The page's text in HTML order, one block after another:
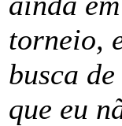
torneio,
busca
que eu